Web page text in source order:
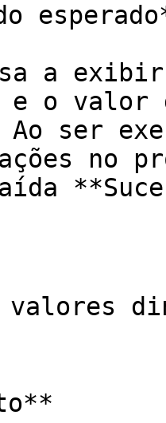
a
e o valor
Ao ser
no
valores